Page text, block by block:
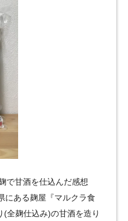
で甘酒を仕込んだ感想
にある麹屋『マルクラ食
全麹仕込み)の甘酒を造り